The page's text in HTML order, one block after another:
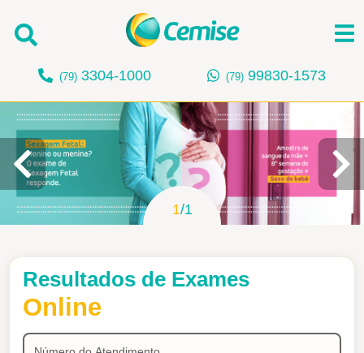
(79)3304-1000 (79) 99830-1573
Buscar
1/1
Resultados de Exames
Online
Número